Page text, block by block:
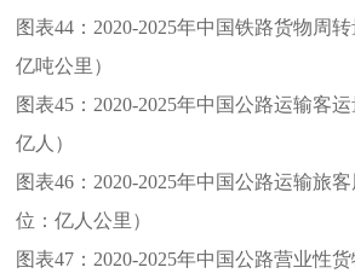
图表44： 2020-2025年中国铁路货物周
亿吨公里）
图表45： 2020-2025年中国公路运输客
亿人）
图表46： 2020-2025年中国公路运输旅
位：亿人公里）
图表47： 2020-2025年中国公路营业性